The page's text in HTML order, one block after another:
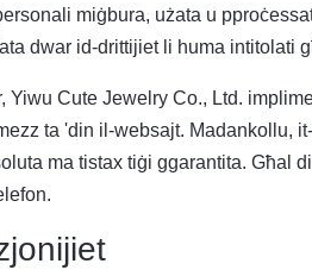
miġbura, użata u
dwar id-drittijiet li huma intitolati
Yiwu Cute Jewelry Co., Ltd.
ta 'din il-websajt. Madankollu,
ma tistax tiġi ggarantita. Għal